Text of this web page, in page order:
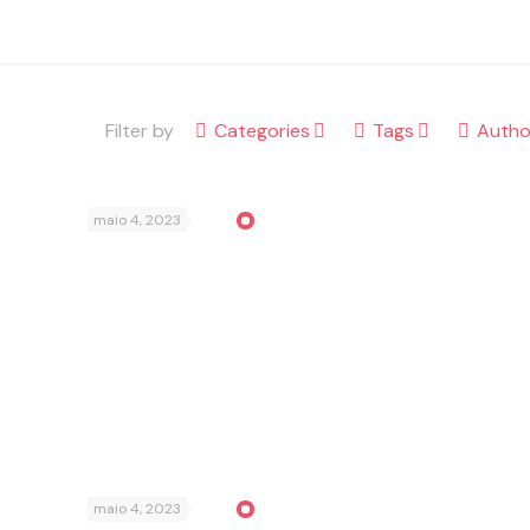
Filter by Categories Tags
maio 4, 2023
maio 4, 2023